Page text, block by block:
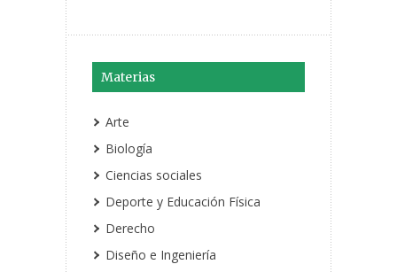
Materias
Arte
Biología
Ciencias sociales
Deporte y Educación Física
Derecho
Diseño e Ingeniería